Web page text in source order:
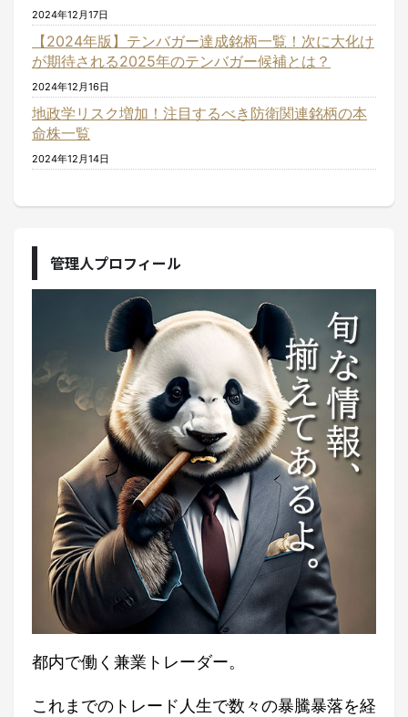
2024年12月17日
【2024年版】テンバガー達成銘柄一覧！次に大化け
が期待される2025年のテンバガー候補とは？
2024年12月16日
地政学リスク増加！注目するべき防衛関連銘柄の本
命株一覧
2024年12月14日
管理人プロフィール
都内で働く兼業トレーダー。
これまでのトレード人生で数々の暴騰暴落を経